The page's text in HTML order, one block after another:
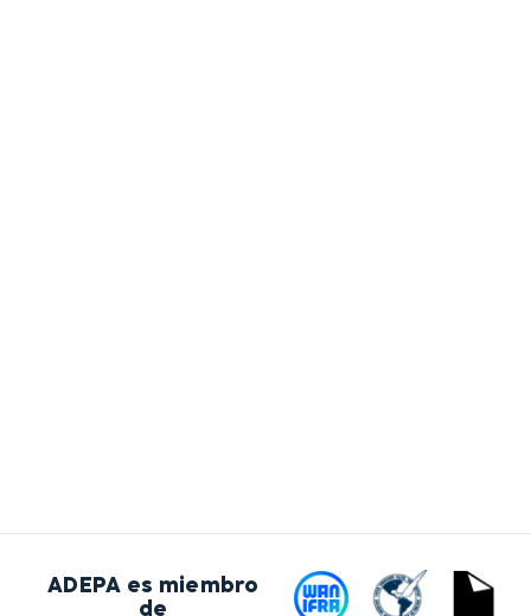
ADEPA es miembro
de